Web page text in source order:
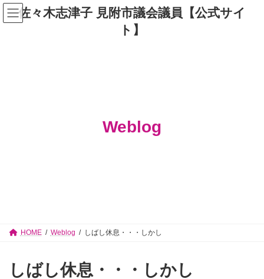
コ
ン
テ
ナ
ビ
ゲ
佐々木志津子 見附市議会議員【公式サイ
ト】
Weblog
HOME Weblog しばし休息・・・しかし
しばし休息・・・しかし